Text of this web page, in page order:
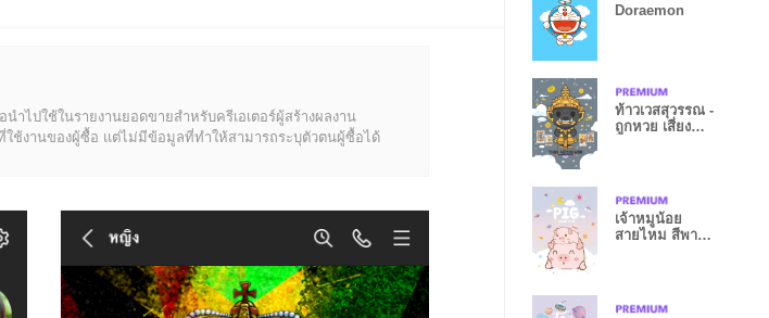
นำไปใช้ในรายงานยอดขายสำหรับครีเอเตอร์ผู้สร้างผลงาน
ช้งานของผู้ซื้อ แต่ไม่มีข้อมูลที่ทำให้สามารถระบุตัวตนผู้ซื้อได้
Doraemon
ท้าวเวสสุวรรณ -
ถูกหวย เสี่ยง
เจ้าหมูน้อย
สายไหม สีพาส